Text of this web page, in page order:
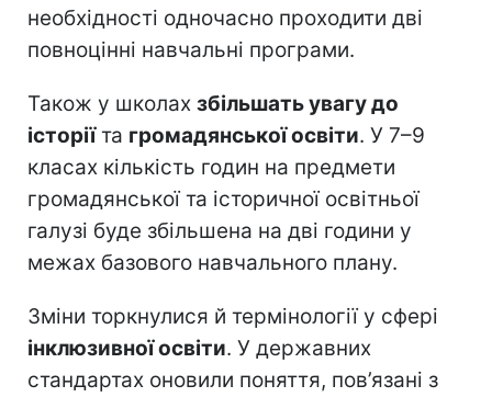
необхідності одночасно проходити дві
повноцінні навчальні програми.
Також у школах збільшать увагу до
історіїта громадянської освіти. У 7–9
класах кількість годин на предмети
громадянської та історичної освітньої
галузі буде збільшена на дві години у
межах базового навчального плану.
Зміни торкнулися й термінології у сфері
інклюзивної освіти. У державних
стандартах оновили поняття, пов’язані з